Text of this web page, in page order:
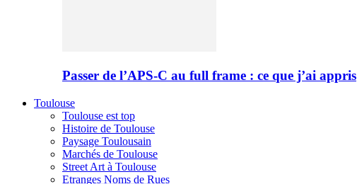
Passer de l’APS-C au full frame : ce que j’ai appris
Toulouse
Toulouse est top
Histoire de Toulouse
Paysage Toulousain
Marchés de Toulouse
Street Art à Toulouse
Etranges Noms de Rues